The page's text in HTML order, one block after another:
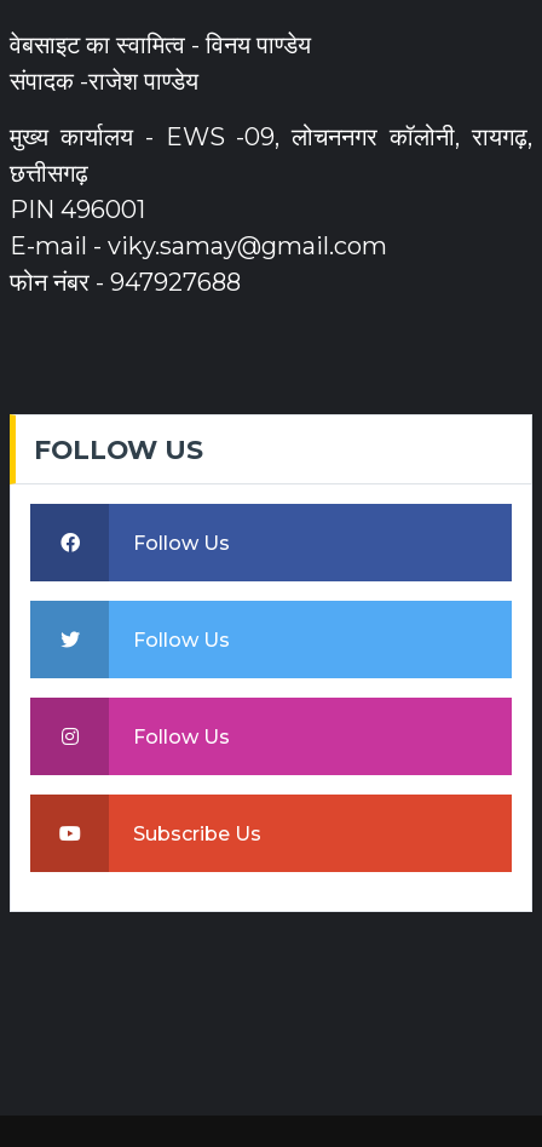
वेबसाइट का स्वामित्व - विनय पाण्डेय
संपादक -राजेश पाण्डेय
मुख्य कार्यालय - EWS -09, लोचननगर कॉलोनी, रायगढ़,
छत्तीसगढ़
PIN 496001
E-mail - viky.samay@gmail.com
फोन नंबर - 947927688
FOLLOW US
Follow Us
Follow Us
Follow Us
Subscribe Us